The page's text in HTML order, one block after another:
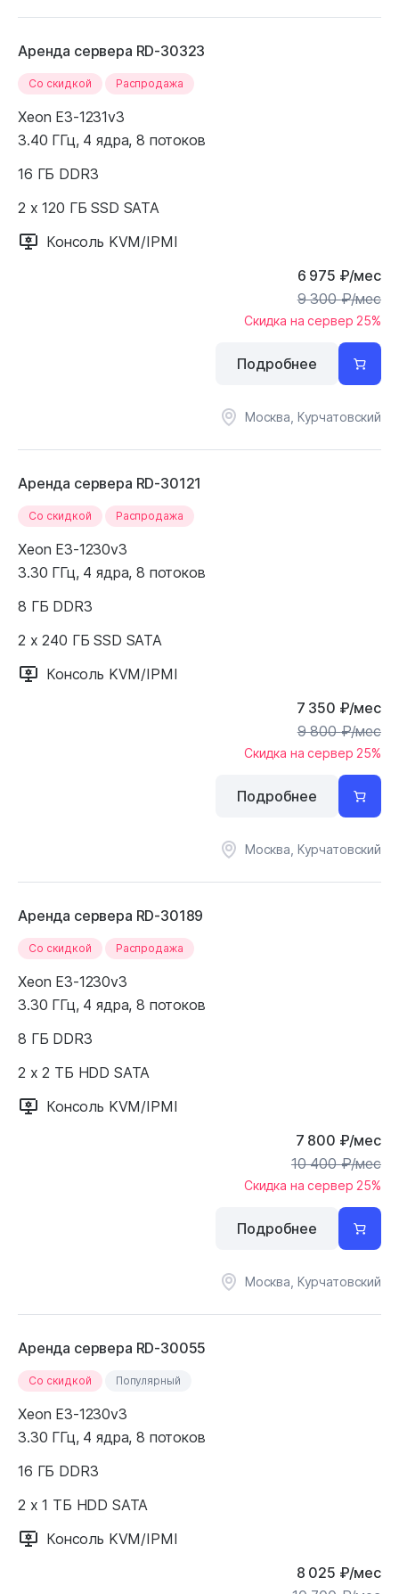
Аренда сервера RD-30323
Cо скидкой Распродажа
Xeon E3-1231v3
3.40 ГГц, 4 ядра, 8 потоков
16 ГБ DDR3
2 x 120 ГБ SSD SATA
Консоль KVM/IPMI
6 975 ₽/мес
9 300₽/мес
Скидка на сервер 25%
Москва, Курчатовский
Подробнее
Аренда сервера RD-30121
Cо скидкой Распродажа
Xeon E3-1230v3
3.30 ГГц, 4 ядра, 8 потоков
8 ГБ DDR3
2 x 240 ГБ SSD SATA
Консоль KVM/IPMI
7 350 ₽/мес
9 800₽/мес
Скидка на сервер 25%
Москва, Курчатовский
Подробнее
Аренда сервера RD-30189
Cо скидкой Распродажа
Xeon E3-1230v3
3.30 ГГц, 4 ядра, 8 потоков
8 ГБ DDR3
2 x 2 ТБ HDD SATA
Консоль KVM/IPMI
7 800 ₽/мес
10 400₽/мес
Скидка на сервер 25%
Москва, Курчатовский
Подробнее
Аренда сервера RD-30055
Cо скидкой Популярный
Xeon E3-1230v3
3.30 ГГц, 4 ядра, 8 потоков
16 ГБ DDR3
2 x 1 ТБ HDD SATA
Консоль KVM/IPMI
8 025 ₽/мес